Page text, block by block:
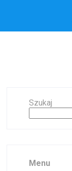
Szukaj
Menu